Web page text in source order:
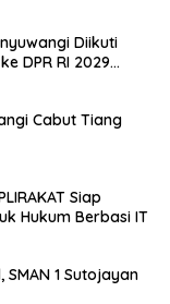
Diikuti
DPR RI 2029
Cabut Tiang
Siap
Hukum Berbasi IT
1 Sutojayan